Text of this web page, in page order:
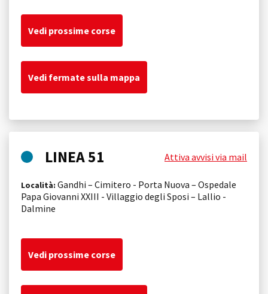
Vedi prossime corse
Vedi fermate sulla mappa
LINEA 51 Attiva avvisi via mail
Località: Gandhi – Cimitero - Porta Nuova – Ospedale
Papa Giovanni XXIII - Villaggio degli Sposi – Lallio -
Dalmine
Vedi prossime corse